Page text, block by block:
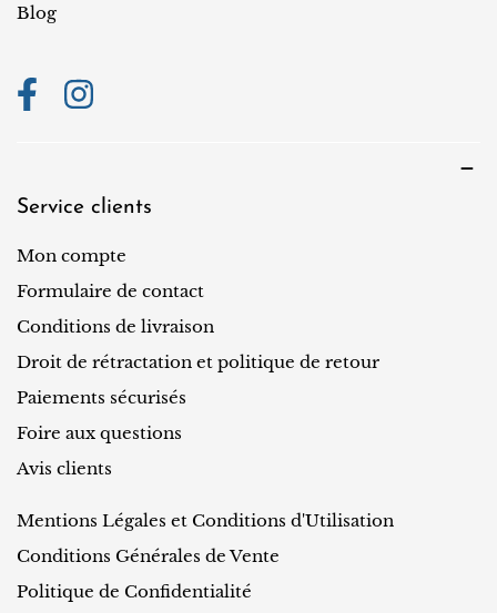
Blog
Service clients
Mon compte
Formulaire de contact
Conditions de livraison
Droit de rétractation et politique de retour
Paiements sécurisés
Foire aux questions
Avis clients
Mentions Légales et Conditions d'Utilisation
Conditions Générales de Vente
Politique de Confidentialité